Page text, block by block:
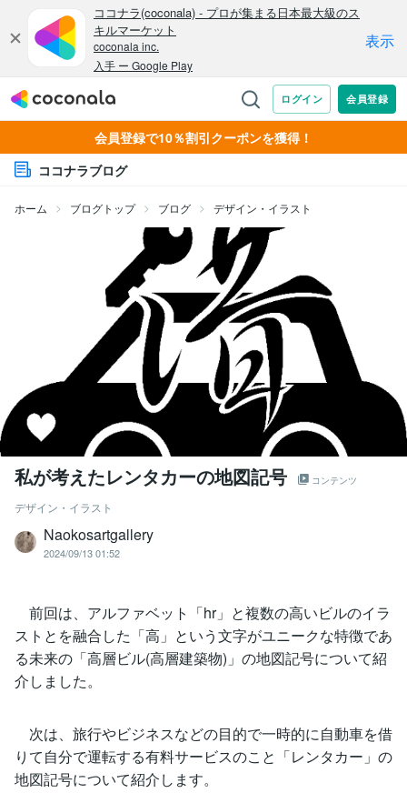
会員登録で10％割引クーポンを獲得！
ココナラブログ
ホーム ブログトップ ブログ デザイン・イラスト
私が考えたレンタカーの地図記号 コンテンツ
デザイン・イラスト
Naokosartgallery
2024/09/13 01:52
前回は、アルファベット「hr」と複数の高いビルのイラ
ストとを融合した「高」という文字がユニークな特徴であ
る未来の「高層ビル(高層建築物)」の地図記号について紹
介しました。
次は、旅行やビジネスなどの目的で一時的に自動車を借
りて自分で運転する有料サービスのこと「レンタカー」の
地図記号について紹介します。